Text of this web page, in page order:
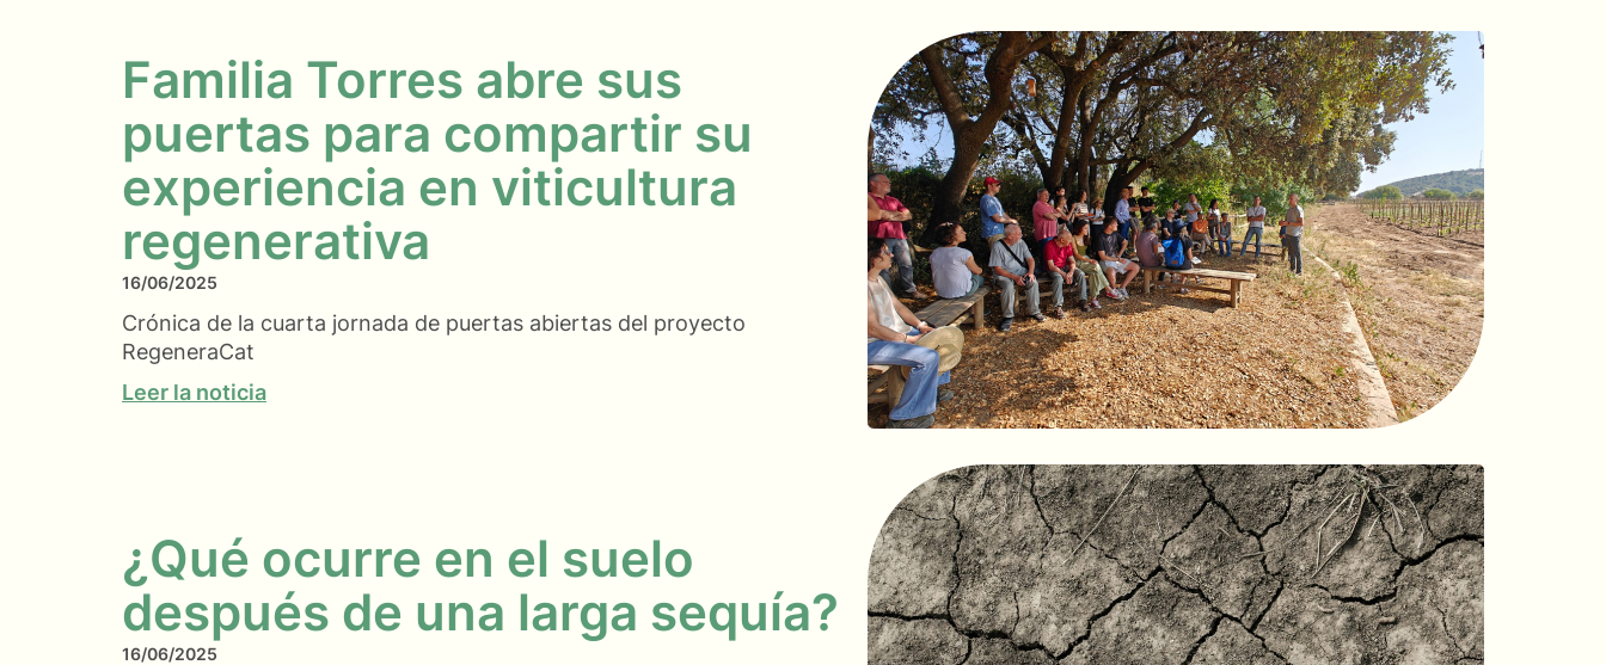
Familia Torres abre sus
puertas para compartir su
experiencia en viticultura
regenerativa
16/06/2025
Crónica de la cuarta jornada de puertas abiertas del proyecto
RegeneraCat
Leer la noticia
¿Qué ocurre en el suelo
después de una larga sequía?
16/06/2025